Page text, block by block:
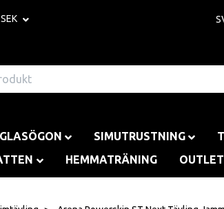
SEK
SIMUTRUSTNING
HEMMATRÄNING OUTLET